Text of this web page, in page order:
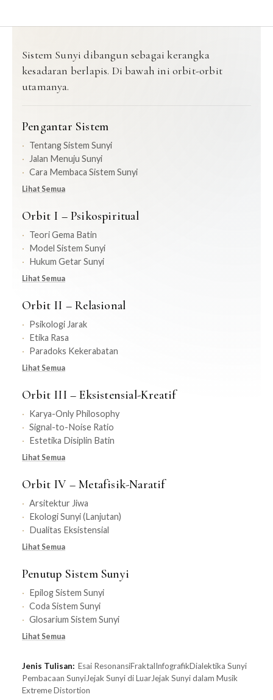
Sistem Sunyi dibangun sebagai kerangka
kesadaran berlapis. Di bawah ini orbit-orbit
utamanya.
Pengantar Sistem
Tentang Sistem Sunyi
Jalan Menuju Sunyi
Cara Membaca Sistem Sunyi
Lihat Semua
Orbit I – Psikospiritual
Teori Gema Batin
Model Sistem Sunyi
Hukum Getar Sunyi
Lihat Semua
Orbit II – Relasional
Psikologi Jarak
Etika Rasa
Paradoks Kekerabatan
Lihat Semua
Orbit III – Eksistensial-Kreatif
Karya-Only Philosophy
Signal-to-Noise Ratio
Estetika Disiplin Batin
Lihat Semua
Orbit IV – Metafisik-Naratif
Arsitektur Jiwa
Ekologi Sunyi (Lanjutan)
Dualitas Eksistensial
Lihat Semua
Penutup Sistem Sunyi
Epilog Sistem Sunyi
Coda Sistem Sunyi
Glosarium Sistem Sunyi
Lihat Semua
Jenis Tulisan: Esai ResonansiFraktalInfografikDialektika Sunyi
Pembacaan SunyiJejak Sunyi di LuarJejak Sunyi dalam Musik
Extreme Distortion